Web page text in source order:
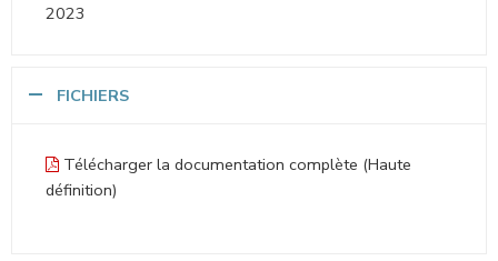
2023
FICHIERS
Télécharger la documentation complète (Haute
définition)